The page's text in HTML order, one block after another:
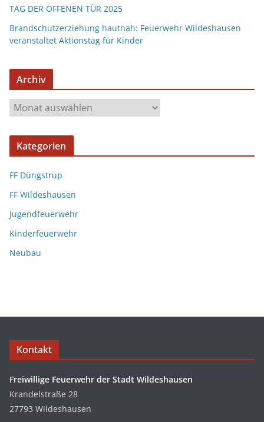
TAG DER OFFENEN TÜR 2025
Brandschutzerziehung hautnah: Feuerwehr Wildeshausen
veranstaltet Aktionstag für Kinder
Archiv
Kategorien
FF Düngstrup
FF Wildeshausen
Jugendfeuerwehr
Kinderfeuerwehr
Neubau
Kontakt
Freiwillige Feuerwehr der Stadt Wildeshausen
Krandelstraße 28
27793 Wildeshausen